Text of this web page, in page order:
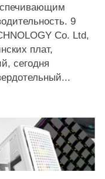
9
Co. Ltd,
плат,
сегодня